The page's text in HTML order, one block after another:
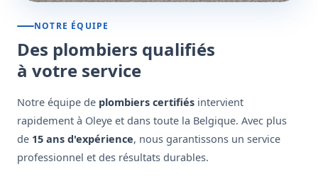
NOTRE ÉQUIPE
Des plombiers qualifiés
à votre service
Notre équipe de plombiers certifiés intervient
rapidement à Oleye et dans toute la Belgique. Avec plus
de 15 ans d'expérience, nous garantissons un service
professionnel et des résultats durables.